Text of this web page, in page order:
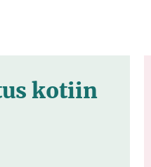
kotiin